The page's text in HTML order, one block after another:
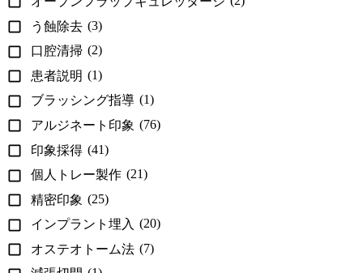
う蝕除去 (3)
口腔清掃 (2)
患者説明 (1)
ブラッシング指導 (1)
アルジネート印象 (76)
印象採得 (41)
個人トレー製作 (21)
精密印象 (25)
インプラント埋入 (20)
オステオトーム法 (7)